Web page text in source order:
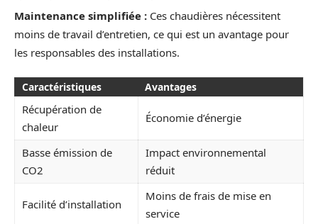
Maintenance simplifiée : Ces chaudières nécessitent
moins de travail d’entretien, ce qui est un avantage pour
les responsables des installations.
Caractéristiques Avantages
Récupération de
chaleur
Économie d’énergie
Basse émission de
CO2
Impact environnemental
réduit
Facilité d’installation
Moins de frais de mise en
service